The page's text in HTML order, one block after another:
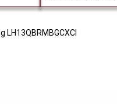
LH13QBRMBGCXCI